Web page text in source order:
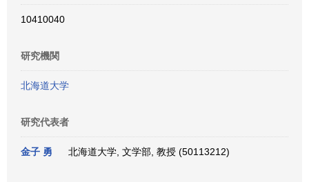
10410040
研究機関
北海道大学
研究代表者
金子 勇 北海道大学, 文学部, 教授 (50113212)